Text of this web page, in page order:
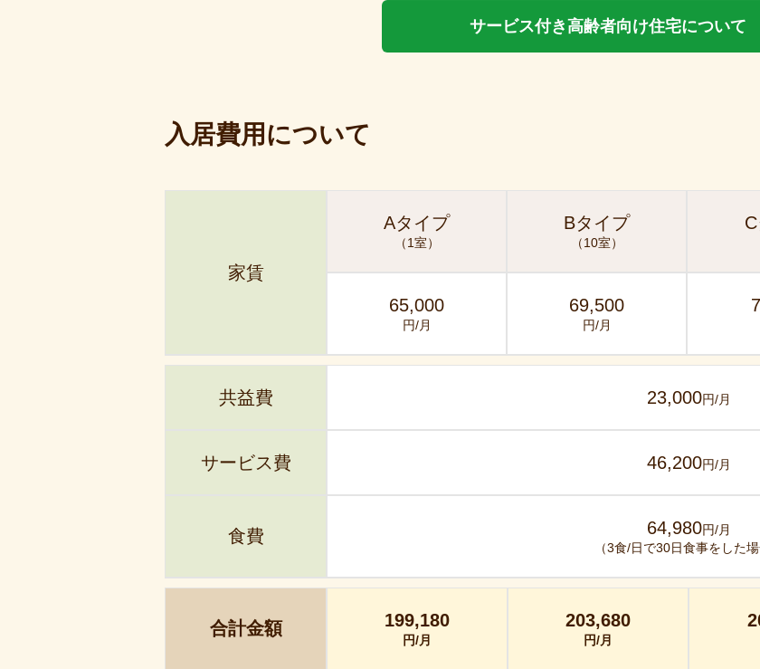
サービス付き高齢者向け住宅について
入居費用について
家賃
Aタイプ
（1室）
Bタイプ
（10室）
65,000
円/月
69,500
円/月
共益費 23,000円/月
サービス費 46,200円/月
食費 64,980円/月
（3食/日で30日食事をした場
合計金額 199,180
円/月
203,680
円/月